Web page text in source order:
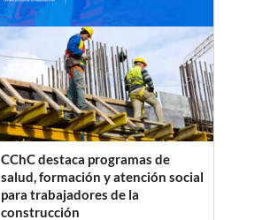
CChC destaca programas de
salud, formación y atención social
para trabajadores de la
construcción